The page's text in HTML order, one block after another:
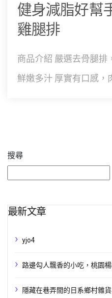
健身減脂好幫
雞腿排
商品介紹 嚴選去骨腿排
鮮嫩多汁 厚實有口感，
搜尋
最新文章
yjo4
路邊勾人飄香的小吃，桃園
隱藏在巷弄間的日系鄉村雜